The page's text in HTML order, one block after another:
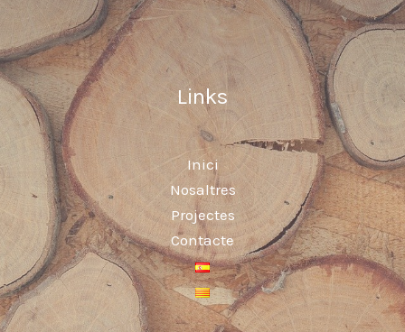
Links
Inici
Nosaltres
Projectes
Contacte